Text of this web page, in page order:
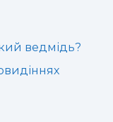
ведмідь?